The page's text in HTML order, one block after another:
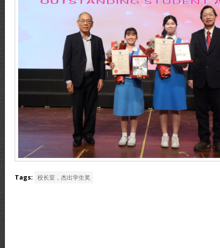
Tags: 校长室，杰出学生奖